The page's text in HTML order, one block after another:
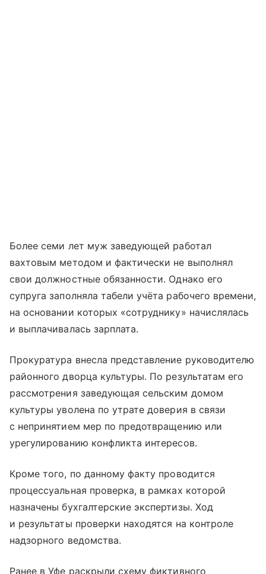
Более семи лет муж заведующей работал
вахтовым методом и фактически не выполнял
свои должностные обязанности. Однако его
супруга заполняла табели учёта рабочего времени,
на основании которых «сотруднику» начислялась
и выплачивалась зарплата.
Прокуратура внесла представление руководителю
районного дворца культуры. По результатам его
рассмотрения заведующая сельским домом
культуры уволена по утрате доверия в связи
с непринятием мер по предотвращению или
урегулированию конфликта интересов.
Кроме того, по данному факту проводится
процессуальная проверка, в рамках которой
назначены бухгалтерские экспертизы. Ход
и результаты проверки находятся на контроле
надзорного ведомства.
Ранее в Уфе раскрыли схему фиктивного